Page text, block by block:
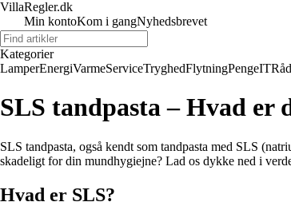
VillaRegler.dk
Min kontoKom i gangNyhedsbrevet
Kategorier
LamperEnergiVarmeServiceTryghedFlytningPengeIT
SLS tandpasta – Hvad er
SLS tandpasta, også kendt som tandpasta med SLS
skadeligt for din mundhygiejne? Lad os dykke ned i
Hvad er SLS?